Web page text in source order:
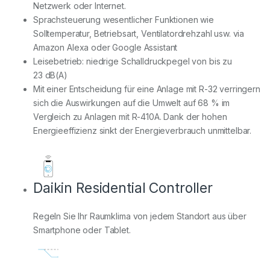
Netzwerk oder Internet.
Sprachsteuerung wesentlicher Funktionen wie
Solltemperatur, Betriebsart, Ventilatordrehzahl usw. via
Amazon Alexa oder Google Assistant
Leisebetrieb: niedrige Schalldruckpegel von bis zu
23 dB(A)
Mit einer Entscheidung für eine Anlage mit R-32 verringern
sich die Auswirkungen auf die Umwelt auf 68 % im
Vergleich zu Anlagen mit R-410A. Dank der hohen
Energieeffizienz sinkt der Energieverbrauch unmittelbar.
Daikin Residential Controller
Regeln Sie Ihr Raumklima von jedem Standort aus über
Smartphone oder Tablet.